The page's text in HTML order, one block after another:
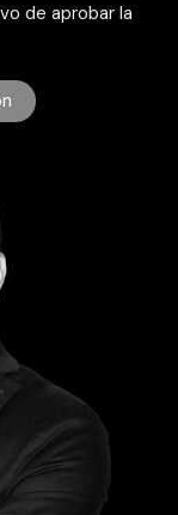
de aprobar la